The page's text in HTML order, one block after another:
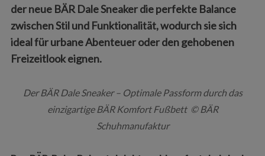
der neue BÄR Dale Sneaker die perfekte Balance
zwischen Stil und Funktionalität, wodurch sie sich
ideal für urbane Abenteuer oder den gehobenen
Freizeitlook eignen.
Der BÄR Dale Sneaker – Optimale Passform durch das
einzigartige BÄR Komfort Fußbett © BÄR
Schuhmanufaktur